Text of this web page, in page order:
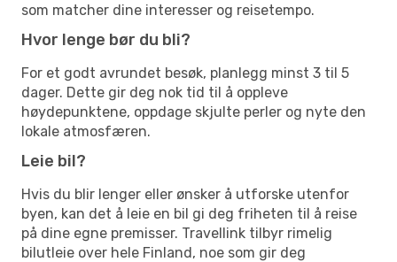
som matcher dine interesser og reisetempo.
Hvor lenge bør du bli?
For et godt avrundet besøk, planlegg minst 3 til 5
dager. Dette gir deg nok tid til å oppleve
høydepunktene, oppdage skjulte perler og nyte den
lokale atmosfæren.
Leie bil?
Hvis du blir lenger eller ønsker å utforske utenfor
byen, kan det å leie en bil gi deg friheten til å reise
på dine egne premisser. Travellink tilbyr rimelig
bilutleie over hele Finland, noe som gir deg